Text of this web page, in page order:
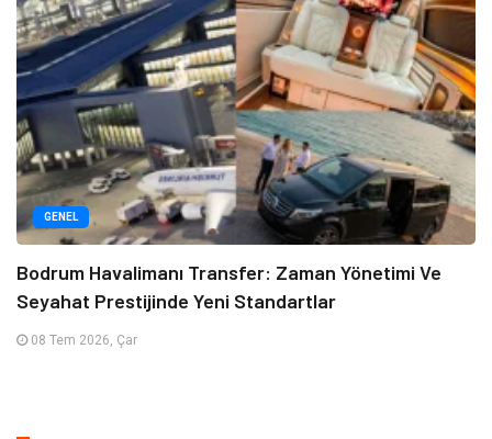
GENEL
Bodrum Havalimanı Transfer: Zaman Yönetimi Ve
Seyahat Prestijinde Yeni Standartlar
08 Tem 2026, Çar